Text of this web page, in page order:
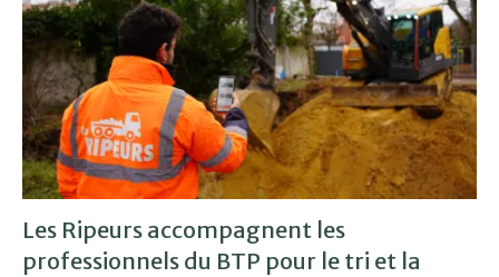
Les Ripeurs accompagnent les
professionnels du BTP pour le tri et la